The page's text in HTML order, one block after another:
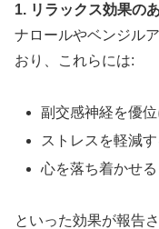
1. リラックス効果の
ナロールやベンジル
おり、これらには:
副交感神経を優
ストレスを軽減す
心を落ち着かせる
といった効果が報告